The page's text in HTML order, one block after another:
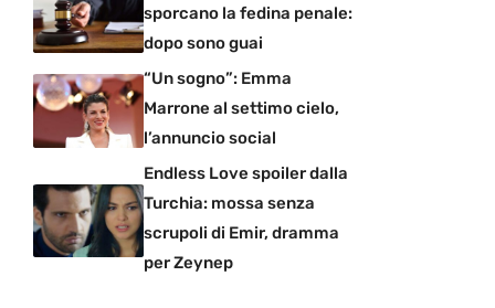
sporcano la fedina penale:
dopo sono guai
“Un sogno”: Emma
Marrone al settimo cielo,
l’annuncio social
Endless Love spoiler dalla
Turchia: mossa senza
scrupoli di Emir, dramma
per Zeynep